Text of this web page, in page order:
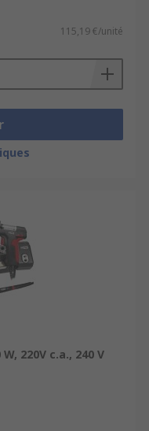
115,19 €/unité
220V c.a., 240 V